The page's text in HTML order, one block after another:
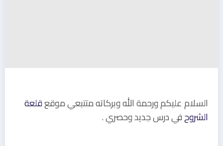
السلام عليكم ورحمة الله وبركاته متتبعي موقعقلعة
الشروحفي درس جديد وحصري .